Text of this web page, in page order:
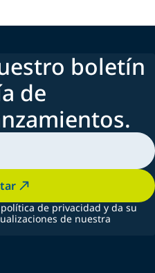
boletín
de
de privacidad y da su
de nuestra